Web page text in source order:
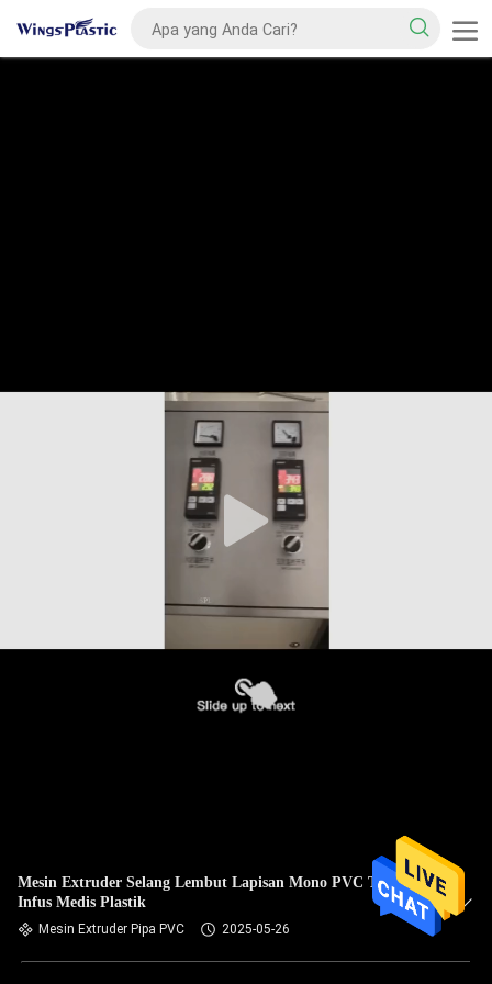
Mesin Extruder Selang Lembut Lapisan Mono PVC Tabung
Infus Medis Plastik
Mesin Extruder Pipa PVC 2025-05-26